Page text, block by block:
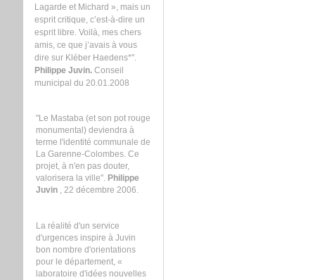
Lagarde et Michard », mais un
esprit critique, c’est-à-dire un
esprit libre. Voilà, mes chers
amis, ce que j’avais à vous
dire sur Kléber Haedens*".
Philippe Juvin.Conseil
municipal du 20.01.2008
"Le Mastaba (et son pot rouge
monumental) deviendra à
terme l'identité communale de
La Garenne-Colombes. Ce
projet, à n'en pas douter,
valorisera la ville".
Philippe
Juvin
, 22 décembre 2006.
La réalité d'un service
d'urgences inspire à Juvin
bon nombre d'orientations
pour le département, «
laboratoire d'idées nouvelles